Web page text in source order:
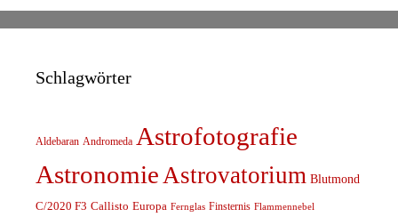
Schlagwörter
Aldebaran Andromeda Astrofotografie
Astronomie Astrovatorium Blutmond
C/2020 F3 Callisto Europa Fernglas Finsternis Flammennebel